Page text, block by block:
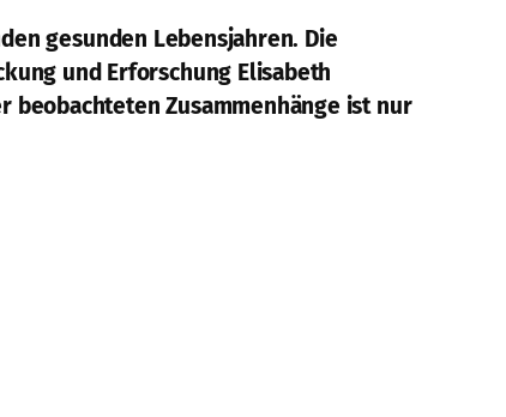
gesunden Lebensjahren. Die
und Erforschung Elisabeth
Zusammenhänge ist nur